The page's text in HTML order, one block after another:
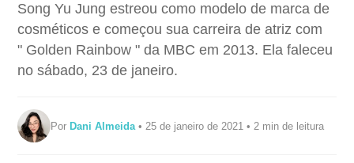
Song Yu Jung estreou como modelo de marca de
cosméticos e começou sua carreira de atriz com
" Golden Rainbow " da MBC em 2013. Ela faleceu
no sábado, 23 de janeiro.
PorDani Almeida • 25 de janeiro de 2021 • 2 min de leitura